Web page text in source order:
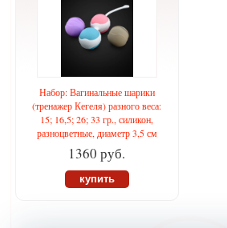
Набор: Вагинальные шарики
(тренажер Кегеля) разного веса:
15; 16,5; 26; 33 гр., силикон,
разноцветные, диаметр 3,5 см
1360 руб.
купить